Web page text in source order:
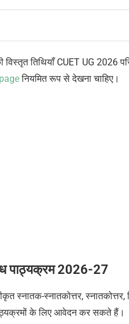
विस्तृत तिथियाँ CUET UG 2026
नियमित रूप से देखना चाहिए।
पाठ्यक्रम 2026-27
स्नातक-स्नातकोत्तर,
के लिए आवेदन कर सकते हैं।